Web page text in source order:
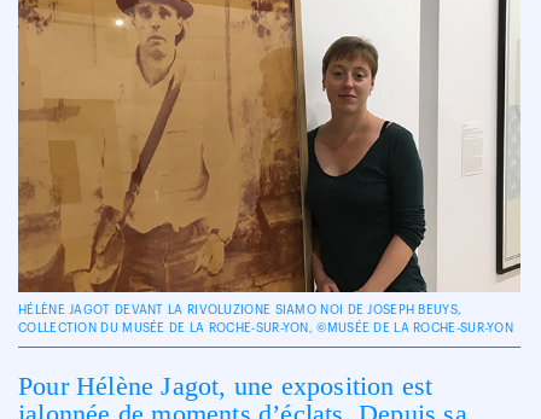
HÉLÈNE JAGOT DEVANT LA RIVOLUZIONE SIAMO NOI DE JOSEPH BEUYS,
COLLECTION DU MUSÉE DE LA ROCHE-SUR-YON, ©MUSÉE DE LA ROCHE-SUR-YON
Pour Hélène Jagot, une exposition est